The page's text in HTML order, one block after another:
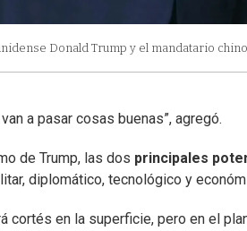
Donald Trump y el mandatario
a pasar cosas buenas”, agregó.
de Trump, las dos principales
diplomático, tecnológico y
cortés en la superficie, pero en el